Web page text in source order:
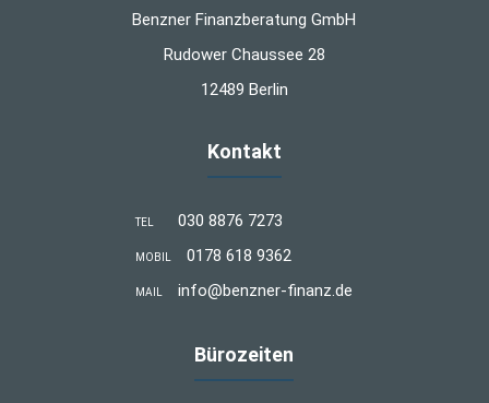
Benzner Finanzberatung GmbH
Rudower Chaussee 28
12489 Berlin
Kontakt
TEL 030 8876 7273
MOBIL 0178 618 9362
MAIL info@benzner-finanz.de
Bürozeiten